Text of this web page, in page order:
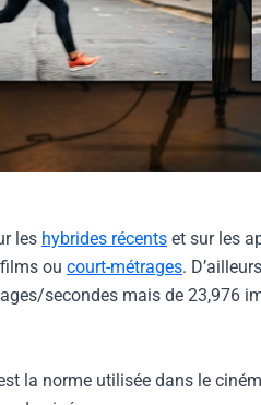
les hybrides récents et sur les
ou court-métrages.
secondes mais de 23,976
la norme utilisée dans le